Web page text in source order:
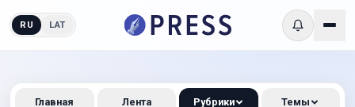
RU LAT
Главная Лента Рубрики Темы